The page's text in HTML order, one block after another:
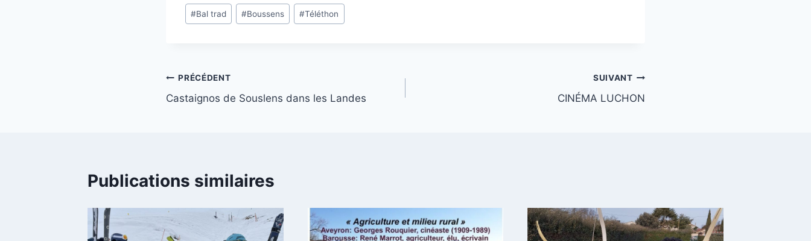
Étiquettes
de
#Bal trad #Boussens #Téléthon
Navigation
de
PRÉCÉDENT
Castaignos de Souslens dans les Landes
SUIVANT
CINÉMA LUCHON
Publications similaires